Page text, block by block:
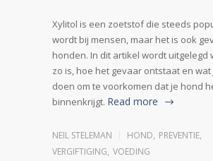
Xylitol is een zoetstof die steeds
wordt bij mensen, maar het is ook
honden. In dit artikel wordt uitgelegd
zo is, hoe het gevaar ontstaat en
doen om te voorkomen dat je hond
binnenkrijgt. Read more
NEIL STELEMAN HOND, PREVENTIE,
VERGIFTIGING, VOEDING